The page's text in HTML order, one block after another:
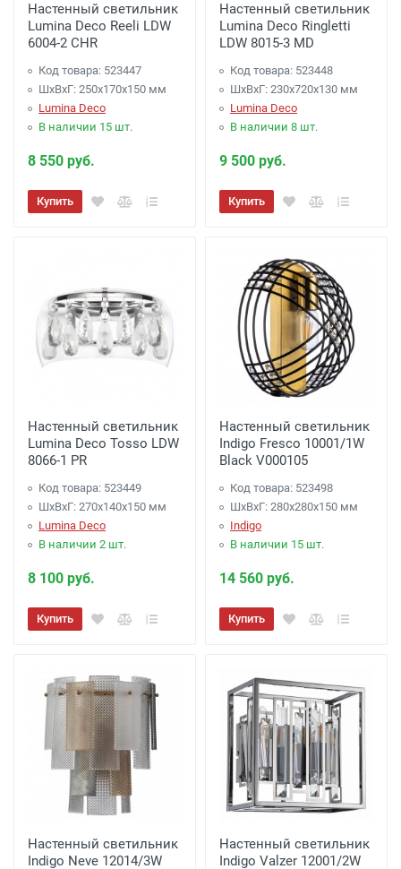
Настенный светильник
Lumina Deco Reeli LDW
6004-2 CHR
Код товара: 523447
ШхВхГ: 250x170x150 мм
Lumina Deco
В наличии 15 шт.
8 550 руб.
Купить
Настенный светильник
Lumina Deco Ringletti
LDW 8015-3 MD
Код товара: 523448
ШхВхГ: 230x720x130 мм
Lumina Deco
В наличии 8 шт.
9 500 руб.
Купить
Настенный светильник
Lumina Deco Tosso LDW
8066-1 PR
Код товара: 523449
ШхВхГ: 270x140x150 мм
Lumina Deco
В наличии 2 шт.
8 100 руб.
Купить
Настенный светильник
Indigo Fresco 10001/1W
Black V000105
Код товара: 523498
ШхВхГ: 280x280x150 мм
Indigo
В наличии 15 шт.
14 560 руб.
Купить
Настенный светильник
Indigo Neve 12014/3W
Настенный светильник
Indigo Valzer 12001/2W